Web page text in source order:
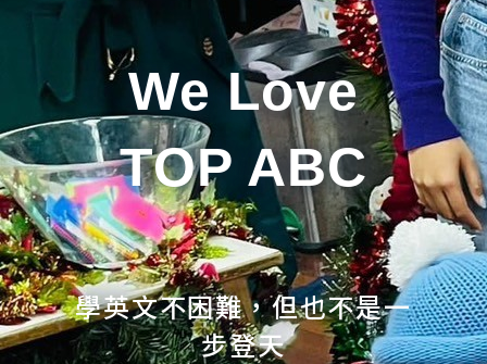
We Love
TOP ABC
學英文不困難，但也不是一
步登天